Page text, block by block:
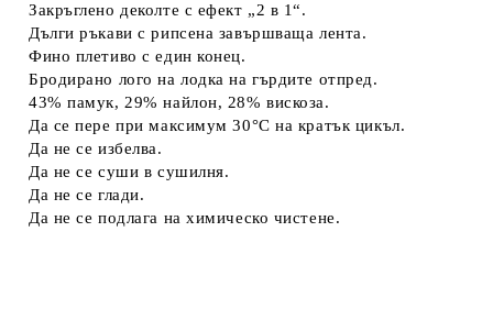
Закръглено деколте с ефект „2 в 1“.
Дълги ръкави с рипсена завършваща лента.
Фино плетиво с един конец.
Бродирано лого на лодка на гърдите отпред.
43% памук, 29% найлон, 28% вискоза.
Да се пере при максимум 30°C на кратък цикъл.
Да не се избелва.
Да не се суши в сушилня.
Да не се глади.
Да не се подлага на химическо чистене.